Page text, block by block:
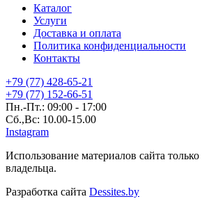
Каталог
Услуги
Доставка и оплата
Политика конфиденциальности
Контакты
+79 (77) 428-65-21
+79 (77) 152-66-51
Пн.-Пт.: 09:00 - 17:00
Сб.,Вс: 10.00-15.00
Instagram
Использование материалов сайта
владельца.
Разработка сайта Dessites.by